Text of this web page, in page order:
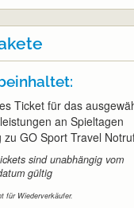
Ticket für das
an Spieltagen
zu GO Sport Travel
sind unabhängig vom
gültig
für Wiederverkäufer.